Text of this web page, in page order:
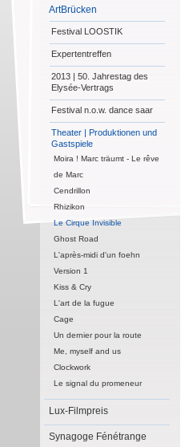
ArtBrücken
Festival LOOSTIK
Expertentreffen
2013 | 50. Jahrestag des
Elysée-Vertrags
Festival n.o.w. dance saar
Theater | Produktionen und
Gastspiele
Moira ! Marc träumt - Le rêve
de Marc
Cendrillon
Rhizikon
Le Cirque Invisible
Ghost Road
L'après-midi d'un foehn
Version 1
Kiss & Cry
L'art de la fugue
Cage
Un dernier pour la route
Me, myself and us
Clockwork
Le signal du promeneur
Lux-Filmpreis
Synagoge Fénétrange